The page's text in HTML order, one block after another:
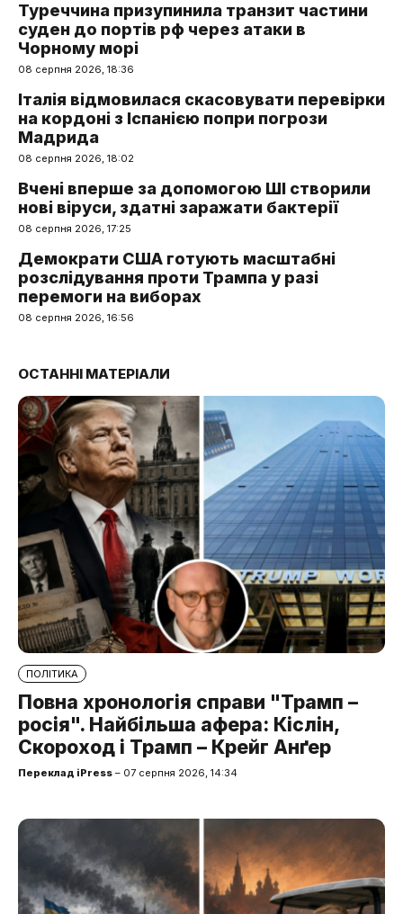
Туреччина призупинила транзит частини
суден до портів рф через атаки в
Чорному морі
08 серпня 2026, 18:36
Італія відмовилася скасовувати перевірки
на кордоні з Іспанією попри погрози
Мадрида
08 серпня 2026, 18:02
Вчені вперше за допомогою ШІ створили
нові віруси, здатні заражати бактерії
08 серпня 2026, 17:25
Демократи США готують масштабні
розслідування проти Трампа у разі
перемоги на виборах
08 серпня 2026, 16:56
ОСТАННІ МАТЕРІАЛИ
ПОЛІТИКА
Повна хронологія справи "Трамп –
росія". Найбільша афера: Кіслін,
Скороход і Трамп – Крейг Анґер
Переклад iPress – 07 серпня 2026, 14:34